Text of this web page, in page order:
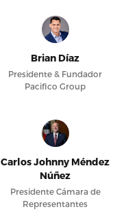
Brian Díaz
Presidente & Fundador
Pacifico Group
Carlos Johnny Méndez
Núñez
Presidente Cámara de
Representantes